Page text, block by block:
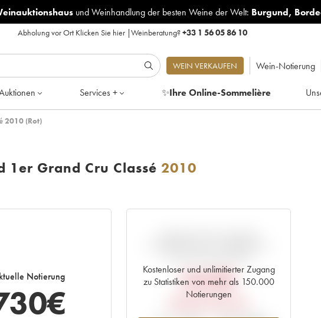
und Weinhandlung der besten Weine der Welt: Burgund,
Abholung vor Ort Klicken Sie hier|Weinberatung?+33 1 56 05 86 10
WEIN VERKAUFEN Wein-Notierung
Services + ✨Ihre Online-Sommelière
2010 (Rot)
1er Grand Cru Classé 2010
Notierung
€
Kostenloser und unlimitierter Zugang
zu Statistiken von mehr als 150.000
Notierungen
840€
PRIMEUR-PREIS 2010